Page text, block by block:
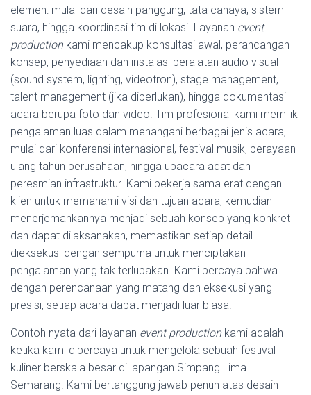
elemen: mulai dari desain panggung, tata cahaya, sistem
suara, hingga koordinasi tim di lokasi. Layanan event
productionkami mencakup konsultasi awal, perancangan
konsep, penyediaan dan instalasi peralatan audio visual
(sound system, lighting, videotron), stage management,
talent management (jika diperlukan), hingga dokumentasi
acara berupa foto dan video. Tim profesional kami memiliki
pengalaman luas dalam menangani berbagai jenis acara,
mulai dari konferensi internasional, festival musik, perayaan
ulang tahun perusahaan, hingga upacara adat dan
peresmian infrastruktur. Kami bekerja sama erat dengan
klien untuk memahami visi dan tujuan acara, kemudian
menerjemahkannya menjadi sebuah konsep yang konkret
dan dapat dilaksanakan, memastikan setiap detail
dieksekusi dengan sempurna untuk menciptakan
pengalaman yang tak terlupakan. Kami percaya bahwa
dengan perencanaan yang matang dan eksekusi yang
presisi, setiap acara dapat menjadi luar biasa.
Contoh nyata dari layanan event productionkami adalah
ketika kami dipercaya untuk mengelola sebuah festival
kuliner berskala besar di lapangan Simpang Lima
Semarang. Kami bertanggung jawab penuh atas desain